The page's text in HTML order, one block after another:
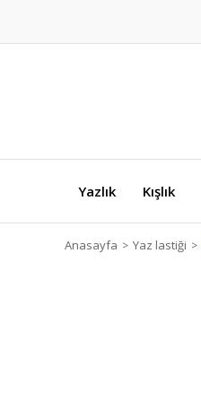
Yazlık Kışlık
Anasayfa Yaz lastiği